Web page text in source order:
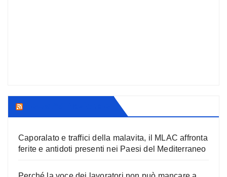
Caporalato e traffici della malavita, il MLAC affronta
ferite e antidoti presenti nei Paesi del Mediterraneo